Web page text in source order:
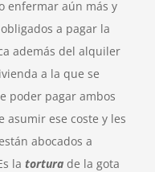
enfermar aún más y
a pagar la
además del alquiler
a la que se
poder pagar ambos
asumir ese coste y les
abocados a
la tortura de la gota